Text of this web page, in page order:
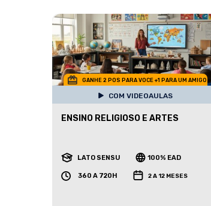
GANHE 2 POS PARA VOCE +1 PARA UM AMIGO
COM VIDEOAULAS
ENSINO RELIGIOSO E ARTES
LATO SENSU 100% EAD
360 A 720H 2 A 12 MESES